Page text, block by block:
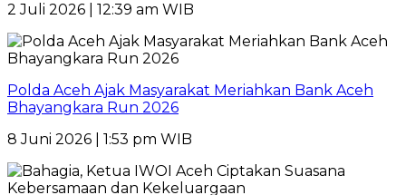
2 Juli 2026 | 12:39 am WIB
Polda Aceh Ajak Masyarakat Meriahkan Bank Aceh
Bhayangkara Run 2026
8 Juni 2026 | 1:53 pm WIB